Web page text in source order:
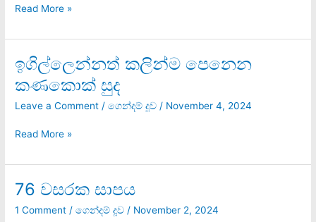
Read More »
ඉගිල්ලෙන්නත් කලින්ම පෙනෙන
කණකොක් සුද
Leave a Comment /ගෙන්දම් දූව / November 4, 2024
ඉගිල්ලෙන්නත්
කලින්ම
පෙනෙන
කණකොක්
Read More »
76 වසරක සාපය
1 Comment /ගෙන්දම් දූව / November 2, 2024
76
සාපය